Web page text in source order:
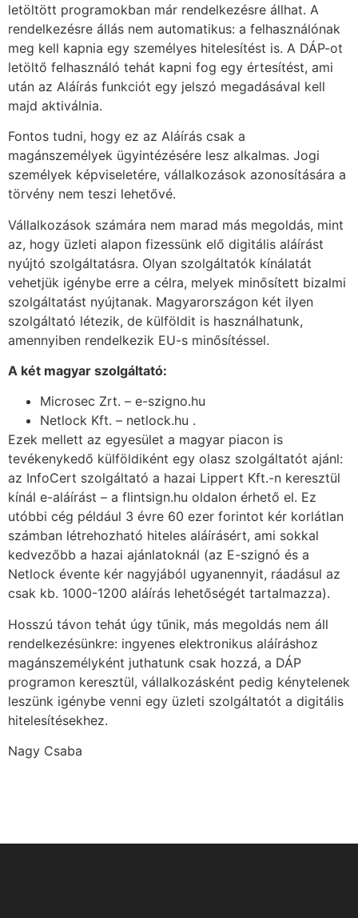
letöltött programokban már rendelkezésre állhat. A
rendelkezésre állás nem automatikus: a felhasználónak
meg kell kapnia egy személyes hitelesítést is. A DÁP-ot
letöltő felhasználó tehát kapni fog egy értesítést, ami
után az Aláírás funkciót egy jelszó megadásával kell
majd aktiválnia.
Fontos tudni, hogy ez az Aláírás csak a
magánszemélyek ügyintézésére lesz alkalmas. Jogi
személyek képviseletére, vállalkozások azonosítására a
törvény nem teszi lehetővé.
Vállalkozások számára nem marad más megoldás, mint
az, hogy üzleti alapon fizessünk elő digitális aláírást
nyújtó szolgáltatásra. Olyan szolgáltatók kínálatát
vehetjük igénybe erre a célra, melyek minősített bizalmi
szolgáltatást nyújtanak. Magyarországon két ilyen
szolgáltató létezik, de külföldit is használhatunk,
amennyiben rendelkezik EU-s minősítéssel.
A két magyar szolgáltató:
Microsec Zrt. – e-szigno.hu
Netlock Kft. – netlock.hu .
Ezek mellett az egyesület a magyar piacon is
tevékenykedő külföldiként egy olasz szolgáltatót ajánl:
az InfoCert szolgáltató a hazai Lippert Kft.-n keresztül
kínál e-aláírást – a flintsign.hu oldalon érhető el. Ez
utóbbi cég például 3 évre 60 ezer forintot kér korlátlan
számban létrehozható hiteles aláírásért, ami sokkal
kedvezőbb a hazai ajánlatoknál (az E-szignó és a
Netlock évente kér nagyjából ugyanennyit, ráadásul az
csak kb. 1000-1200 aláírás lehetőségét tartalmazza).
Hosszú távon tehát úgy tűnik, más megoldás nem áll
rendelkezésünkre: ingyenes elektronikus aláíráshoz
magánszemélyként juthatunk csak hozzá, a DÁP
programon keresztül, vállalkozásként pedig kénytelenek
leszünk igénybe venni egy üzleti szolgáltatót a digitális
hitelesítésekhez.
Nagy Csaba